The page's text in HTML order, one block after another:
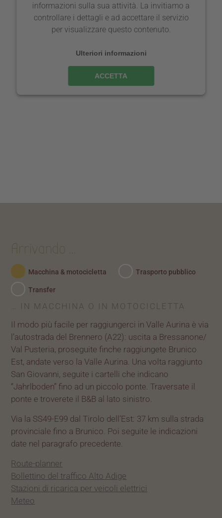
informazioni sulla sua attività. La invitiamo a
controllare i dettagli e ad accettare il servizio
per visualizzare questo contenuto.
Ulteriori informazioni
ACCETTA
Arrivando …
Macchina & motocicletta Trasporto pubblico
Transfer
… IN MACCHINA O IN MOTOCICLETTA
Il modo più facile per raggiungerci in Valle Aurina è via
l’autostrada del Brennero (A22): uscita a Bressanone/
Val Pusteria, proseguite finche raggiungete Brunico
Est, andate verso la Valle Aurina. Una volta raggiunto
San Giovanni, seguite i cartelli che indicano
“Jahrlboden” fino ad un piccolo ponte. Traversate il
ponte e troverete il B&B al lato sinistro.
Via la SS49-E99 dal Tirolo dell’Est: 37 km sulla strada
provinciale fino a Brunico. Poi seguite le indicazioni
date nel paragrafo precedente.
Route-planner
Bollettino del traffico Alto Adige
Stazioni di ricarica per veicoli elettrici
Meteo